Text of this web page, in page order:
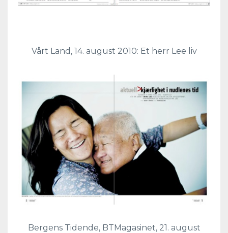
Vårt Land, 14. august 2010: Et herr Lee liv
Bergens Tidende, BTMagasinet, 21. august